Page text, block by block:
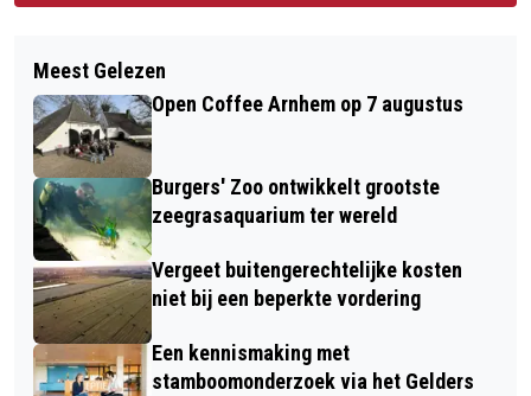
Meest Gelezen
Open Coffee Arnhem op 7 augustus
Burgers' Zoo ontwikkelt grootste
zeegrasaquarium ter wereld
Vergeet buitengerechtelijke kosten
niet bij een beperkte vordering
Een kennismaking met
stamboomonderzoek via het Gelders